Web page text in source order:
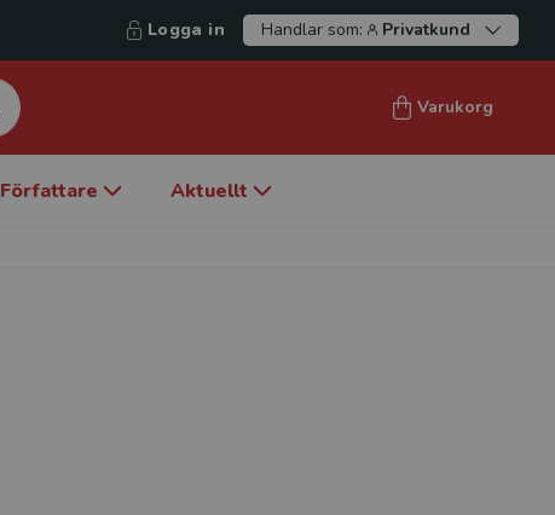
Logga in Handlar som: Privatkund
Varukorg
Författare Aktuellt